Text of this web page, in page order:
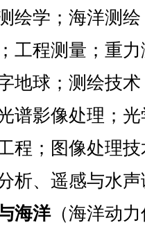
绘学；海洋测
工程测量；重
地球；测绘技
谱影像处理；
程；图像处理
析、遥感与水
海洋（海洋动